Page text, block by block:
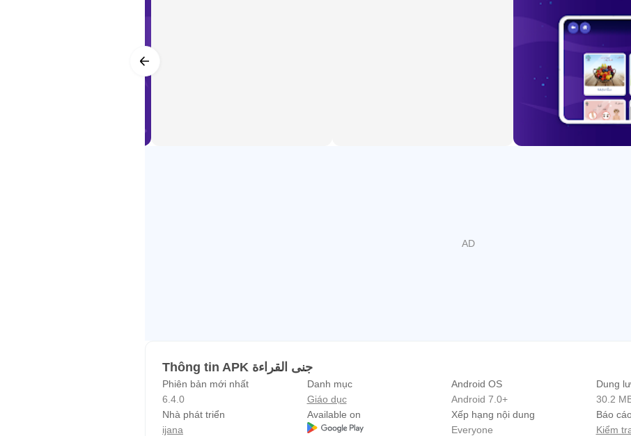
Mối quan hệ tốt đẹp giữa học sinh và việc đọc bằng tiếng Ả Rập cũng như trong các thể loại văn
Các văn bản cung cấp các giải pháp thích hợp cho một số vấn đề mà học sinh có thể gặp phải
tính đến tôn giáo và xã hội.
Chúng tôi cam kết tuân thủ chính sách gia đình của chúng tôi. Khi mở ứng dụng, người dùng sẽ
bảo hiển thị nội dung phù hợp.
Thông tin APK جنى القراءة
Phiên bản mới nhất
6.4.0
Danh mục
Giáo dục
Android OS
Android 7.0+
Dung
30.2
Nhà phát triển
ijana
Available on
Xếp hạng nội dung
Everyone
Báo
Kiểm